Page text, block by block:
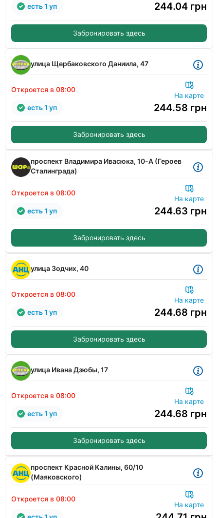
244.04 грн
есть 1 уп
Забронировать здесь
улица Щербаковского Даниила, 47
Откроется в 08:00
На карте
244.58 грн
есть 1 уп
Забронировать здесь
проспект Владимира Ивасюка, 10-А (Героев
Сталинграда)
Откроется в 08:00
На карте
244.63 грн
есть 1 уп
Забронировать здесь
улица Зодчих, 40
Откроется в 08:00
На карте
244.68 грн
есть 1 уп
Забронировать здесь
улица Ивана Дзюбы, 17
Откроется в 08:00
На карте
244.68 грн
есть 1 уп
Забронировать здесь
проспект Красной Калины, 60/10
(Маяковского)
Откроется в 08:00
На карте